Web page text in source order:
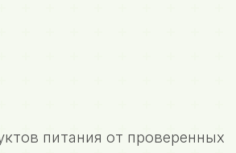
питания от проверенных